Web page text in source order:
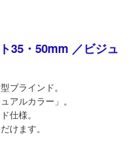
35・50mm ／ビジュ
ブラインド。
アルカラー」。
仕様。
けます。